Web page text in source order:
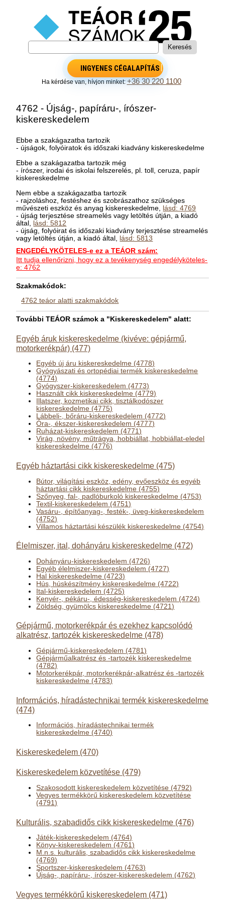
INGYENES CÉGALAPÍTÁS
Ha kérdése van, hívjon minket:+36 30 220 1100
4762 - Újság-, papíráru-, írószer-
kiskereskedelem
Ebbe a szakágazatba tartozik
- újságok, folyóiratok és időszaki kiadvány kiskereskedelme
Ebbe a szakágazatba tartozik még
- írószer, irodai és iskolai felszerelés, pl. toll, ceruza, papír
kiskereskedelme
Nem ebbe a szakágazatba tartozik
- rajzoláshoz, festéshez és szobrászathoz szükséges
művészeti eszköz és anyag kiskereskedelme, lásd: 4769
- újság terjesztése streamelés vagy letöltés útján, a kiadó
által, lásd: 5812
- újság, folyóirat és időszaki kiadvány terjesztése streamelés
vagy letöltés útján, a kiadó által, lásd: 5813
ENGEDÉLYKÖTELES-e ez a TEÁOR szám:
Itt tudja ellenőrizni, hogy ez a tevékenység engedélyköteles-
e: 4762
Szakmakódok:
4762 teáor alatti szakmakódok
További TEÁOR számok a "Kiskereskedelem" alatt:
Egyéb áruk kiskereskedelme (kivéve: gépjármű,
motorkerékpár) (477)
Egyéb új áru kiskereskedelme (4778)
Gyógyászati és ortopédiai termék kiskereskedelme
(4774)
Gyógyszer-kiskereskedelem (4773)
Használt cikk kiskereskedelme (4779)
Illatszer, kozmetikai cikk, tisztálkodószer
kiskereskedelme (4775)
Lábbeli-, bőráru-kiskereskedelem (4772)
Óra-, ékszer-kiskereskedelem (4777)
Ruházat-kiskereskedelem (4771)
Virág, növény, műtrágya, hobbiállat, hobbiállat-eledel
kiskereskedelme (4776)
Egyéb háztartási cikk kiskereskedelme (475)
Bútor, világítási eszköz, edény, evőeszköz és egyéb
háztartási cikk kiskereskedelme (4755)
Szőnyeg, fal-, padlóburkoló kiskereskedelme (4753)
Textil-kiskereskedelem (4751)
Vasáru-, építőanyag-, festék-, üveg-kiskereskedelem
(4752)
Villamos háztartási készülék kiskereskedelme (4754)
Élelmiszer, ital, dohányáru kiskereskedelme (472)
Dohányáru-kiskereskedelem (4726)
Egyéb élelmiszer-kiskereskedelem (4727)
Hal kiskereskedelme (4723)
Hús, húskészítmény kiskereskedelme (4722)
Ital-kiskereskedelem (4725)
Kenyér-, pékáru-, édesség-kiskereskedelem (4724)
Zöldség, gyümölcs kiskereskedelme (4721)
Gépjármű, motorkerékpár és ezekhez kapcsolódó
alkatrész, tartozék kiskereskedelme (478)
Gépjármű-kiskereskedelem (4781)
Gépjárműalkatrész és -tartozék kiskereskedelme
(4782)
Motorkerékpár, motorkerékpár-alkatrész és -tartozék
kiskereskedelme (4783)
Információs, híradástechnikai termék kiskereskedelme
(474)
Információs, híradástechnikai termék
kiskereskedelme (4740)
Kiskereskedelem (470)
Kiskereskedelem közvetítése (479)
Szakosodott kiskereskedelem közvetítése (4792)
Vegyes termékkörű kiskereskedelem közvetítése
(4791)
Kulturális, szabadidős cikk kiskereskedelme (476)
Játék-kiskereskedelem (4764)
Könyv-kiskereskedelem (4761)
M.n.s. kulturális, szabadidős cikk kiskereskedelme
(4769)
Sportszer-kiskereskedelem (4763)
Újság-, papíráru-, írószer-kiskereskedelem (4762)
Vegyes termékkörű kiskereskedelem (471)